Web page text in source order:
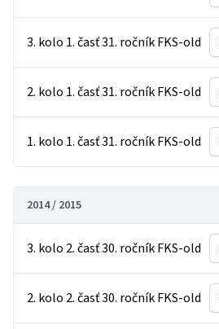
3. kolo 1. časť 31. ročník FKS-old
2. kolo 1. časť 31. ročník FKS-old
1. kolo 1. časť 31. ročník FKS-old
2014 / 2015
3. kolo 2. časť 30. ročník FKS-old
2. kolo 2. časť 30. ročník FKS-old